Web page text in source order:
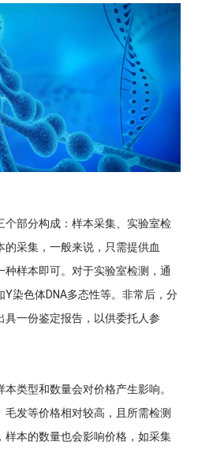
部分构成：样本采集、实验室检
采集，一般来说，只需提供血
样本即可。对于实验室检测，通
染色体DNA多态性等。非常后，分
一份鉴定报告，以供委托人参
类型和数量会对价格产生影响。
发等价格相对较高，且所需检测
样本的数量也会影响价格，如采集